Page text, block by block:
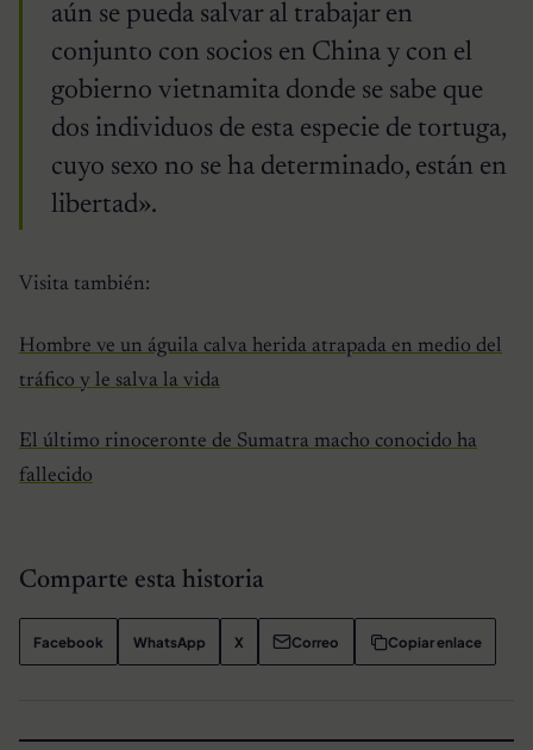
aún se pueda salvar al trabajar en
conjunto con socios en China y con el
gobierno vietnamita donde se sabe que
dos individuos de esta especie de tortuga,
cuyo sexo no se ha determinado, están en
libertad».
Visita también:
Hombre ve un águila calva herida atrapada en medio del
tráfico y le salva la vida
El último rinoceronte de Sumatra macho conocido ha
fallecido
Comparte esta historia
Facebook WhatsApp X Correo Copiar enlace